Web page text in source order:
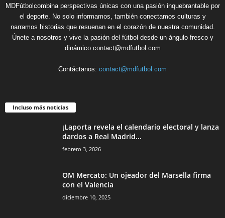
MDFútbolcombina perspectivas únicas con una pasión inquebrantable por
el deporte. No solo informamos, también conectamos culturas y
narramos historias que resuenan en el corazón de nuestra comunidad.
Únete a nosotros y vive la pasión del fútbol desde un ángulo fresco y
dinámico contact@mdfutbol.com
Contáctanos: contact@mdfutbol.com
Incluso más noticias
¡Laporta revela el calendario electoral y lanza
dardos a Real Madrid...
febrero 3, 2026
OM Mercato: Un ojeador del Marsella firma
con el Valencia
diciembre 10, 2025